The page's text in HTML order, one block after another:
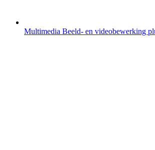
Multimedia Beeld- en videobewerking